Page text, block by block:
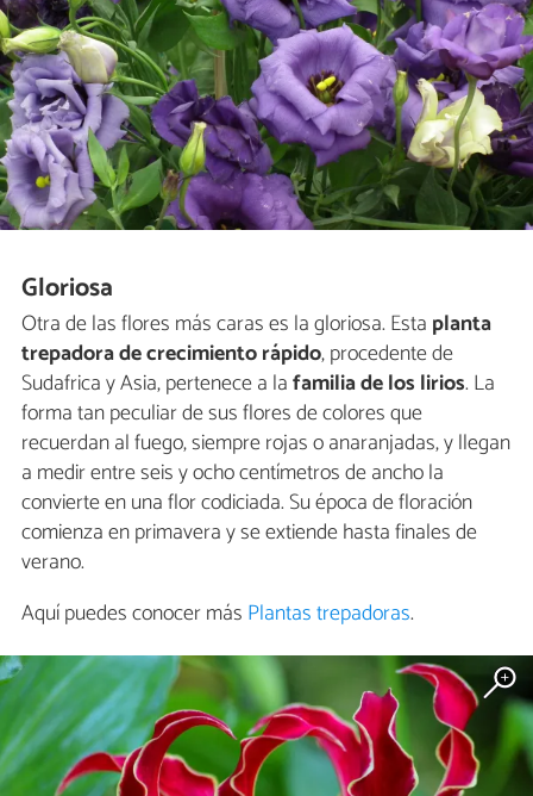
Gloriosa
Otra de las flores más caras es la gloriosa. Esta planta
trepadora de crecimiento rápido, procedente de
Sudafrica y Asia, pertenece a lafamilia de los lirios. La
forma tan peculiar de sus flores de colores que
recuerdan al fuego, siempre rojas o anaranjadas, y llegan
a medir entre seis y ocho centímetros de ancho la
convierte en una flor codiciada. Su época de floración
comienza en primavera y se extiende hasta finales de
verano.
Aquí puedes conocer más Plantas trepadoras.